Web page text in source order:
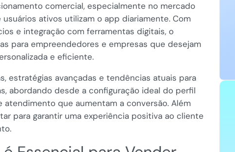
comercial, especialmente no mercado
ativos utilizam o app diariamente. Com
e integração com ferramentas digitais, o
para empreendedores e empresas que desejam
e eficiente.
estratégias avançadas e tendências atuais para
abordando desde a configuração ideal do perfil
que aumentam a conversão. Além
para garantir uma experiência positiva ao cliente